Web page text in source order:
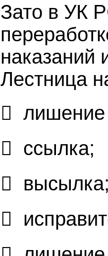
Зато в УК
наказаний
Лестница
 лишение
 ссылка;

